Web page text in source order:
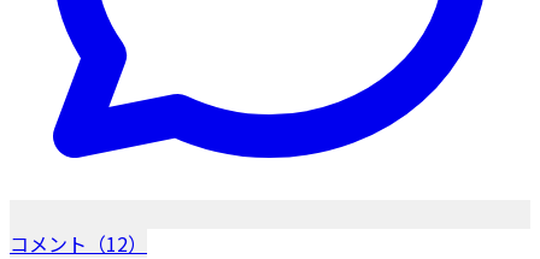
コメント（12）